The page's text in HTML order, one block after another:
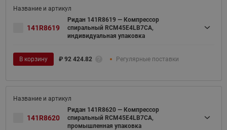
141R8619
Ридан 141R8619 — Компрессор
спиральный RCM45E4LB7CA,
индивидуальная упаковка
В корзину ₽ 92 424.82 Регулярные поставки
141R8620
Ридан 141R8620 — Компрессор
спиральный RCM45E4LB7CA,
промышленная упаковка